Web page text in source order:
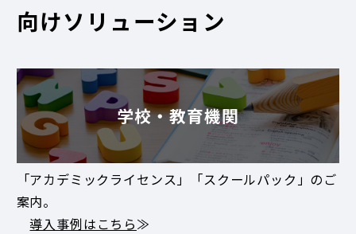
向けソリューション
学校・教育機関
「アカデミックライセンス」「スクールパック」のご
案内。
導入事例はこちら≫